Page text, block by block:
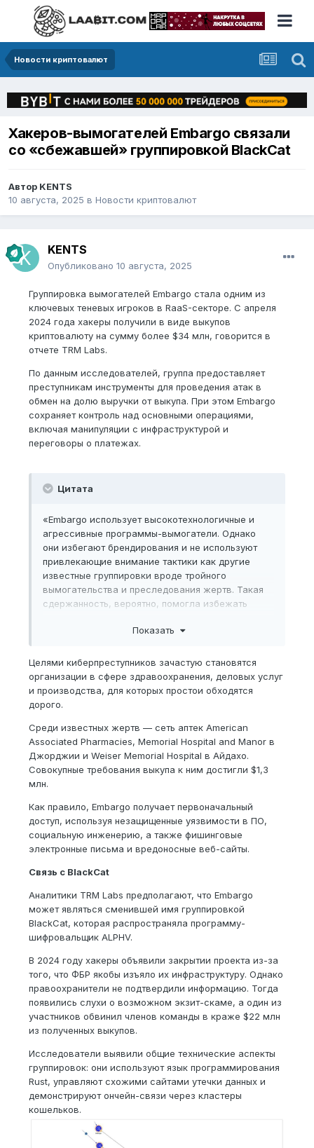
Новости криптовалют
Хакеров-вымогателей Embargo связали
со «сбежавшей» группировкой BlackCat
Автор KENTS
10 августа, 2025 в Новости криптовалют
KENTS
Опубликовано 10 августа, 2025
Группировка вымогателей Embargo стала одним из
ключевых теневых игроков в RaaS-секторе. С апреля
2024 года хакеры получили в виде выкупов
криптовалюту на сумму более $34 млн, говорится в
отчете TRM Labs.
По данным исследователей, группа предоставляет
преступникам инструменты для проведения атак в
обмен на долю выручки от выкупа. При этом Embargo
сохраняет контроль над основными операциями,
включая манипуляции с инфраструктурой и
переговоры о платежах.
Цитата
«Embargo использует высокотехнологичные и
агрессивные программы-вымогатели. Однако
они избегают брендирования и не используют
привлекающие внимание тактики как другие
известные группировки вроде тройного
вымогательства и преследования жертв. Такая
сдержанность, вероятно, помогла избежать
снизить внимание со стороны СМИ», — заявили в
Показать
Целями киберпреступников зачастую становятся
организации в сфере здравоохранения, деловых услуг
и производства, для которых простои обходятся
дорого.
Среди известных жертв — сеть аптек American
Associated Pharmacies, Memorial Hospital and Manor в
Джорджии и Weiser Memorial Hospital в Айдахо.
Совокупные требования выкупа к ним достигли $1,3
млн.
Как правило, Embargo получает первоначальный
доступ, используя незащищенные уязвимости в ПО,
социальную инженерию, а также фишинговые
электронные письма и вредоносные веб-сайты.
Связь с BlackCat
Аналитики TRM Labs предполагают, что Embargo
может являться сменившей имя группировкой
BlackCat, которая распространяла программу-
шифровальщик ALPHV.
В 2024 году хакеры объявили закрытии проекта из-за
того, что ФБР якобы изъяло их инфраструктуру. Однако
правоохранители не подтвердили информацию. Тогда
появились слухи о возможном экзит-скаме, а один из
участников обвинил членов команды в краже $22 млн
из полученных выкупов.
Исследователи выявили общие технические аспекты
группировок: они используют язык программирования
Rust, управляют схожими сайтами утечки данных и
демонстрируют ончейн-связи через кластеры
кошельков.